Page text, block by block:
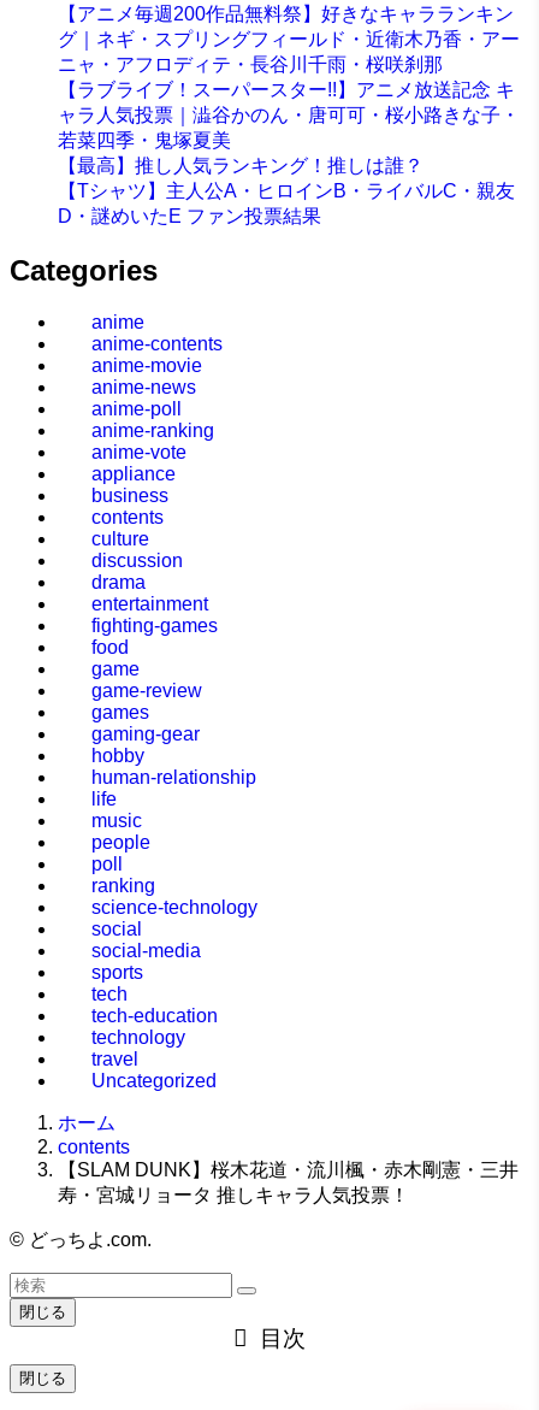
【アニメ毎週200作品無料祭】好きなキャラランキン
グ｜ネギ・スプリングフィールド・近衛木乃香・アー
ニャ・アフロディテ・長谷川千雨・桜咲刹那
【ラブライブ！スーパースター!!】アニメ放送記念 キ
ャラ人気投票｜澁谷かのん・唐可可・桜小路きな子・
若菜四季・鬼塚夏美
【最高】推し人気ランキング！推しは誰？
【Tシャツ】主人公A・ヒロインB・ライバルC・親友
D・謎めいたE ファン投票結果
Categories
anime
anime-contents
anime-movie
anime-news
anime-poll
anime-ranking
anime-vote
appliance
business
contents
culture
discussion
drama
entertainment
fighting-games
food
game
game-review
games
gaming-gear
hobby
human-relationship
life
music
people
poll
ranking
science-technology
social
social-media
sports
tech
tech-education
technology
travel
Uncategorized
ホーム
contents
【SLAM DUNK】桜木花道・流川楓・赤木剛憲・三井
寿・宮城リョータ 推しキャラ人気投票！
© どっちよ.com.
閉じる
目次
閉じる